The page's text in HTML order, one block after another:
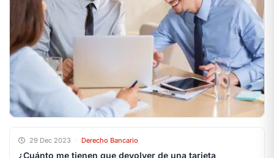
29 Dec 2023 · Derecho Bancario
¿Cuánto me tienen que devolver de una tarjeta